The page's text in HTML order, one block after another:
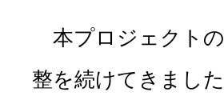
本プロジェクト
整を続けてきまし